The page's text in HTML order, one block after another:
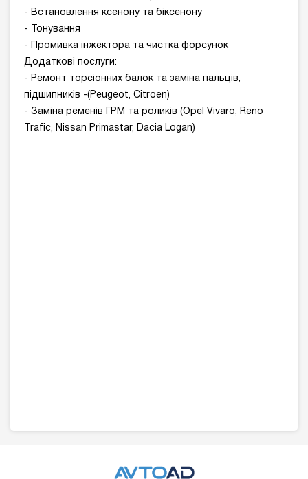
- Встановлення ксенону та біксенону
- Тонування
- Промивка інжектора та чистка форсунок
Додаткові послуги:
- Ремонт торсіонних балок та заміна пальців,
підшипників -(Peugeot, Citroen)
- Заміна ременів ГРМ та роликів (Opel Vivaro, Reno
Trafic, Nissan Primastar, Dacia Logan)